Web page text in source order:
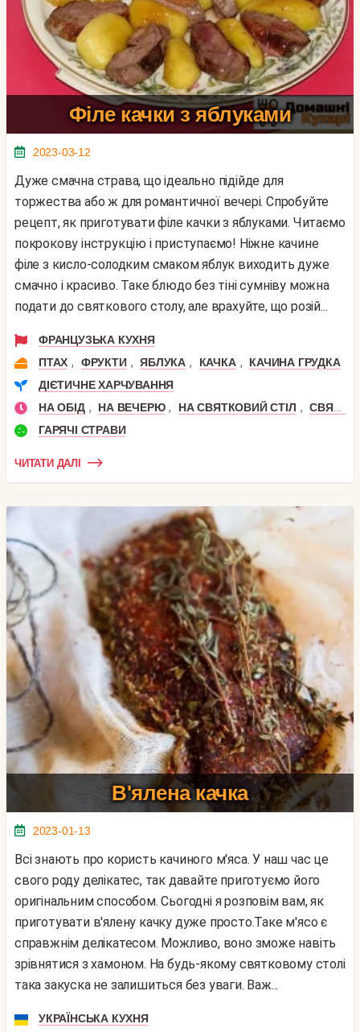
Філе качки з яблуками
2023-03-12
Дуже смачна страва, що ідеально підійде для
торжества або ж для романтичної вечері. Спробуйте
рецепт, як приготувати філе качки з яблуками. Читаємо
покрокову інструкцію і приступаємо! Ніжне качине
філе з кисло-солодким смаком яблук виходить дуже
смачно і красиво. Таке блюдо без тіні сумніву можна
подати до святкового столу, але врахуйте, що розій...
ФРАНЦУЗЬКА КУХНЯ
ПТАХ , ФРУКТИ , ЯБЛУКА , КАЧКА ,
КАЧИНА ГРУДКА
ДІЄТИЧНЕ ХАРЧУВАННЯ
НА ОБІД , НА ВЕЧЕРЮ , НА СВЯТКОВИЙ СТІЛ , СВЯТКОВИЙ ОБІД
ГАРЯЧІ СТРАВИ
ЧИТАТИ ДАЛІ
В'ялена качка
2023-01-13
Всі знають про користь качиного м'яса. У наш час це
свого роду делікатес, так давайте приготуємо його
оригінальним способом. Сьогодні я розповім вам, як
приготувати в'ялену качку дуже просто.Таке м'ясо є
справжнім делікатесом. Можливо, воно зможе навіть
зрівнятися з хамоном. На будь-якому святковому столі
така закуска не залишиться без уваги. Важ...
УКРАЇНСЬКА КУХНЯ